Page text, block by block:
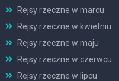
Rejsy rzeczne w marcu
Rejsy rzeczne w kwietniu
Rejsy rzeczne w maju
Rejsy rzeczne w czerwcu
Rejsy rzeczne w lipcu